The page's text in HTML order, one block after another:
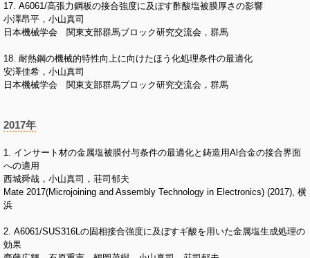
17. A6061/高張力鋼板の接合強度に及ぼす酢酸塩被膜厚さの影響
小澤昂平，小山真司
日本機械学会 関東支部群馬ブロック研究交流会，群馬
18. 耐熱鋼の機械的特性向上に向けたほう化処理条件の最適化
安澤佳希，小山真司
日本機械学会 関東支部群馬ブロック研究交流会，群馬
2017年
1. インサート材の金属塩被膜付与条件の最適化と鋳造用Al合金の接合界面
への適用
西城舜哉，小山真司，荘司郁夫
Mate 2017(Microjoining and Assembly Technology in Electronics) (2017), 横
浜
2. A6061/SUS316Lの固相接合強度に及ぼすギ酸を用いた金属塩生成処理の
効果